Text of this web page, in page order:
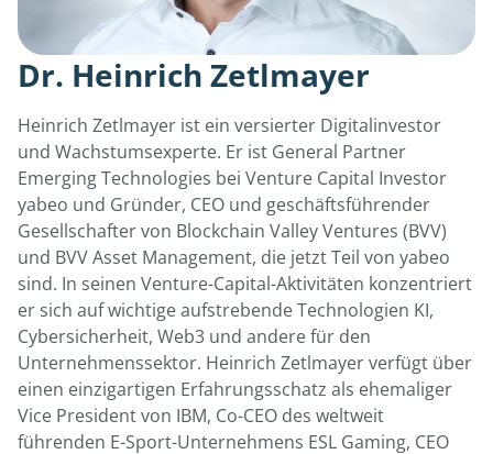
Dr. Heinrich Zetlmayer
Heinrich Zetlmayer ist ein versierter Digitalinvestor
und Wachstumsexperte. Er ist General Partner
Emerging Technologies bei Venture Capital Investor
yabeo und Gründer, CEO und geschäftsführender
Gesellschafter von Blockchain Valley Ventures (BVV)
und BVV Asset Management, die jetzt Teil von yabeo
sind. In seinen Venture-Capital-Aktivitäten konzentriert
er sich auf wichtige aufstrebende Technologien KI,
Cybersicherheit, Web3 und andere für den
Unternehmenssektor. Heinrich Zetlmayer verfügt über
einen einzigartigen Erfahrungsschatz als ehemaliger
Vice President von IBM, Co-CEO des weltweit
führenden E-Sport-Unternehmens ESL Gaming, CEO